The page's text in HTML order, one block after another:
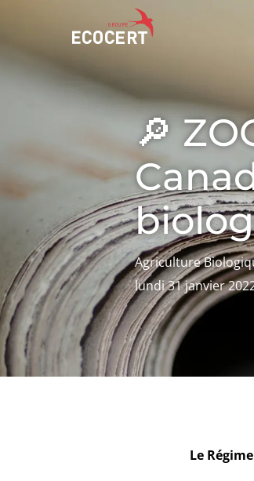
Certification
Formation
Qui
Actualités
Carrières
🔎
Agriculture
lundi 31 janvier
Le